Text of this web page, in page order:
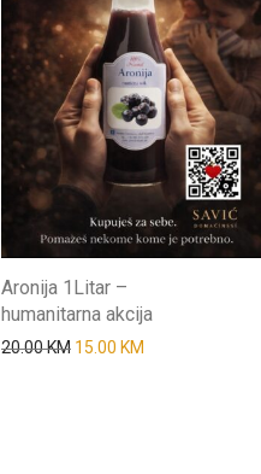
Aronija 1Litar –
humanitarna akcija
20.00KM Original price was: 20.00
15.00 KM